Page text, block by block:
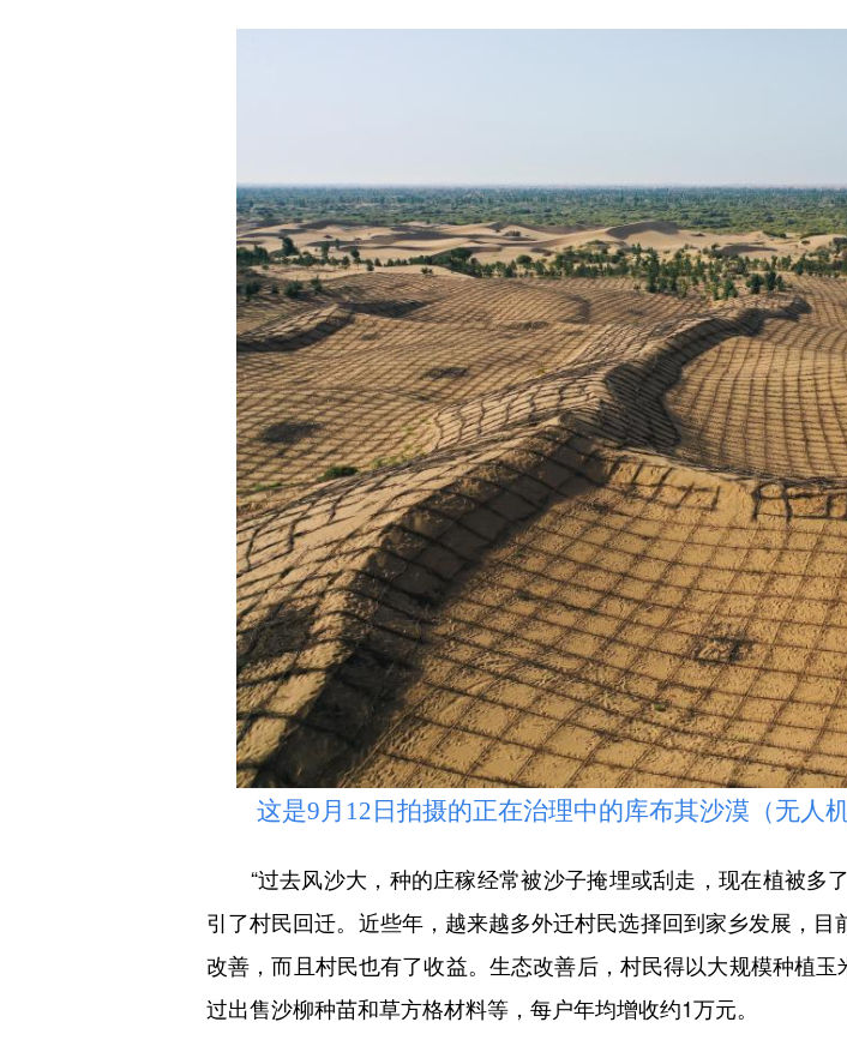
这是9月12日拍摄的正在治理中的库布其沙漠（无人
“过去风沙大，种的庄稼经常被沙子掩埋或刮走，现在植被多
引了村民回迁。近些年，越来越多外迁村民选择回到家乡发展，
改善，而且村民也有了收益。生态改善后，村民得以大规模种植
过出售沙柳种苗和草方格材料等，每户年均增收约1万元。